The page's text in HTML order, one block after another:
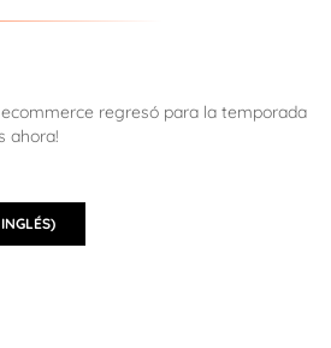
regresó para la temporada
ahora!